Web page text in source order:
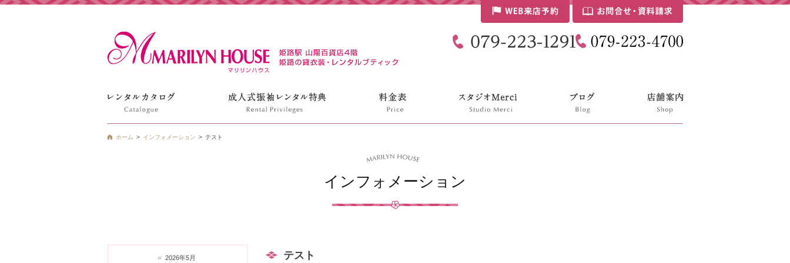
ホーム インフォメーション テスト
インフォメーション
テスト
« 2026年5月